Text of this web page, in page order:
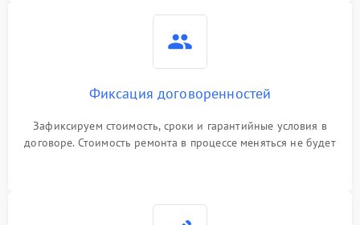
Фиксация договоренностей
Зафиксируем стоимость, сроки и гарантийные условия в
договоре. Стоимость ремонта в процессе меняться не будет